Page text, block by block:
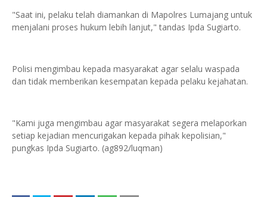
"Saat ini, pelaku telah diamankan di Mapolres Lumajang untuk
menjalani proses hukum lebih lanjut," tandas Ipda Sugiarto.
Polisi mengimbau kepada masyarakat agar selalu waspada
dan tidak memberikan kesempatan kepada pelaku kejahatan.
"Kami juga mengimbau agar masyarakat segera melaporkan
setiap kejadian mencurigakan kepada pihak kepolisian,"
pungkas Ipda Sugiarto. (ag892/luqman)